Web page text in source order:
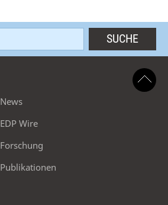
News
EDP Wire
Forschung
Publikationen